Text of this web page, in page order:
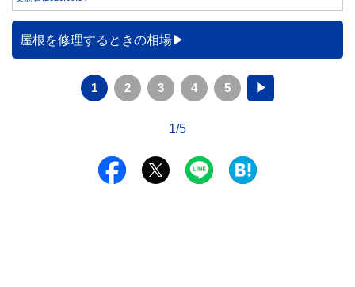
屋根を修理するときの相場
1 2 3 4 5 ▶
1/5